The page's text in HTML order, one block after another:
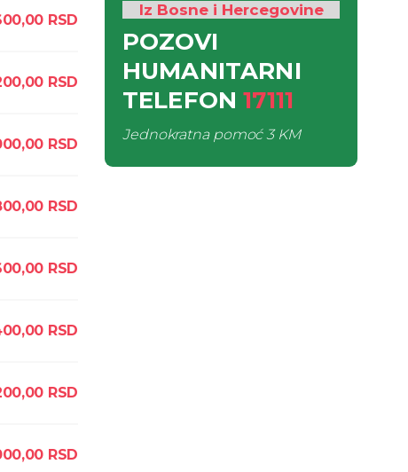
RSD
RSD
RSD
RSD
RSD
RSD
RSD
RSD
Iz Bosne i Hercegovine
POZOVI
HUMANITARNI
TELEFON 17111
Jednokratna pomoć3 KM